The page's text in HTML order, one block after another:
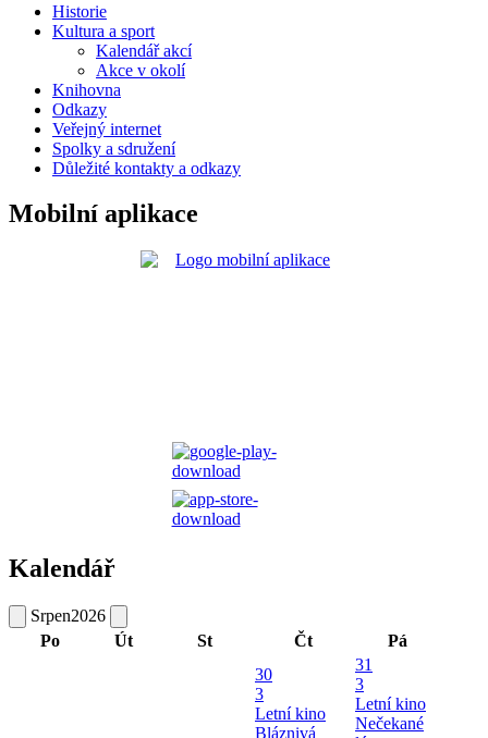
Historie
Kultura a sport
Kalendář akcí
Akce v okolí
Knihovna
Odkazy
Veřejný internet
Spolky a sdružení
Důležité kontakty a odkazy
Mobilní aplikace
Kalendář
Srpen2026
Po
Út St Čt
Pá
30
3
Letní kino
Bláznivá
31
3
Letní kino
Nečekané